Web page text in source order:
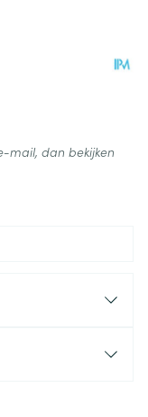
mail, dan bekijken